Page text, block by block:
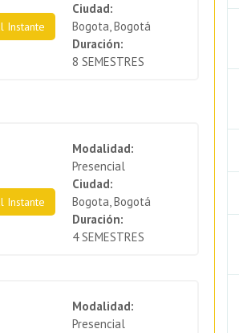
Instante
Ciudad:
Bogota, Bogotá
Duración:
8 SEMESTRES
Instante
Modalidad:
Presencial
Ciudad:
Bogota, Bogotá
Duración:
4 SEMESTRES
Modalidad:
Presencial